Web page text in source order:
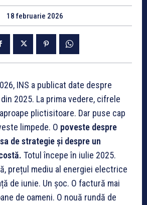
18 februarie 2026
INS a publicat date despre
2025. La prima vedere, cifrele
plictisitoare. Dar puse cap
limpede. O poveste despre
de strategie și despre un
Totul începe în iulie 2025.
prețul mediu al energiei electrice
de iunie. Un șoc. O factură mai
de oameni. O nouă rundă de